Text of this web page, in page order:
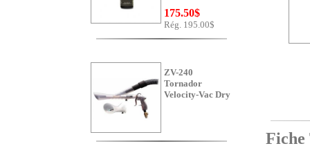
175.50$
Rég. 195.00$
ZV-240
Tornador
Velocity-Vac Dry
Fiche